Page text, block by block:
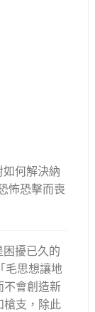
何解決納
怖恐擊而喪
擾已久的
毛思想讓地
不會創造新
槍支，除此